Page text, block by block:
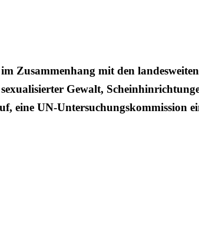
Zusammenhang mit den
Gewalt,
eine UN-Untersuchungskommission